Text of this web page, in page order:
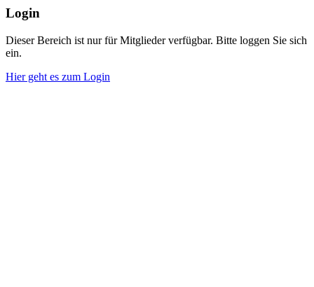
Login
Dieser Bereich ist nur für Mitglieder verfügbar. Bitte loggen Sie sich
ein.
Hier geht es zum Login